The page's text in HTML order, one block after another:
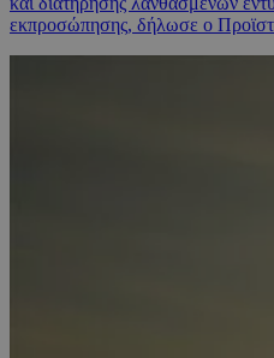
εκπροσώπησης, δήλωσε ο